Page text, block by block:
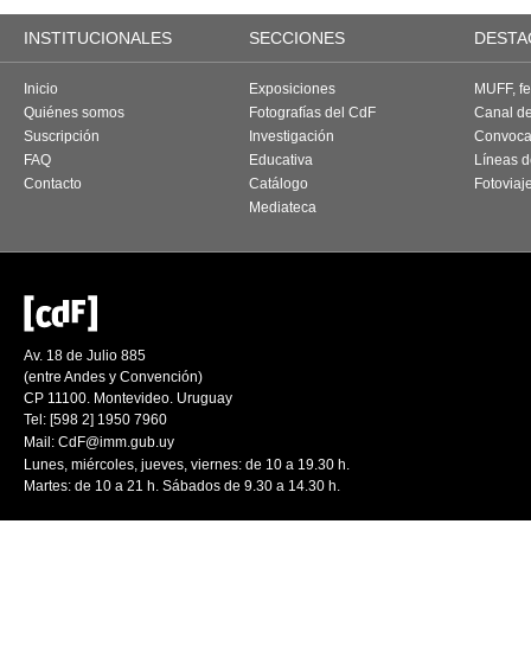
INSTITUCIONALES SECCIONES
Inicio
Quiénes somos
Suscripción
FAQ
Contacto
Exposiciones
Fotografías del CdF
Investigación
Educativa
Catálogo
Mediateca
MUFF,
Canal
Líneas
Av. 18 de Julio 885
(entre Andes y Convención)
CP 11100. Montevideo. Uruguay
Tel: [598 2] 1950 7960
Mail: CdF@imm.gub.uy
Lunes, miércoles, jueves, viernes: de 10 a 19.30 h.
Martes: de 10 a 21 h. Sábados de 9.30 a 14.30 h.